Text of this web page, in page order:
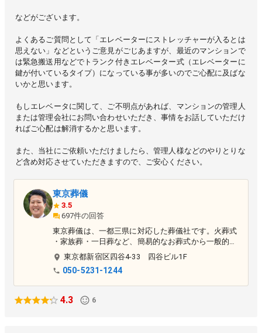
などがございます。
よくあるご質問として「エレベーターにストレッチャーが入るとは
思えない」などというご意見がごじあますが、最近のマンションで
は緊急搬送用などでトランク付きエレベーター式（エレベーターに
鍵が付いているタイプ）になっている事が多いのでご心配に及ばな
いかと思います。
もしエレベータに関して、ご不明点があれば、マンションの管理人
または管理会社にお問い合わせいただき、事情をお話していただけ
ればご心配は解消するかと思います。
また、当社にご依頼いただけましたら、管理人様などのやりとりな
ど含め対応させていただきますので、ご安心ください。
東京葬儀
3.5
697件の回答
東京葬儀は、一都三県に対応した葬儀社です。火葬式
・家族葬・一日葬など、簡易的なお葬式から一般的な
お葬式までご相談を承っております。
東京都新宿区四谷4-33 四谷ビル1F
050-5231-1244
4.3 6